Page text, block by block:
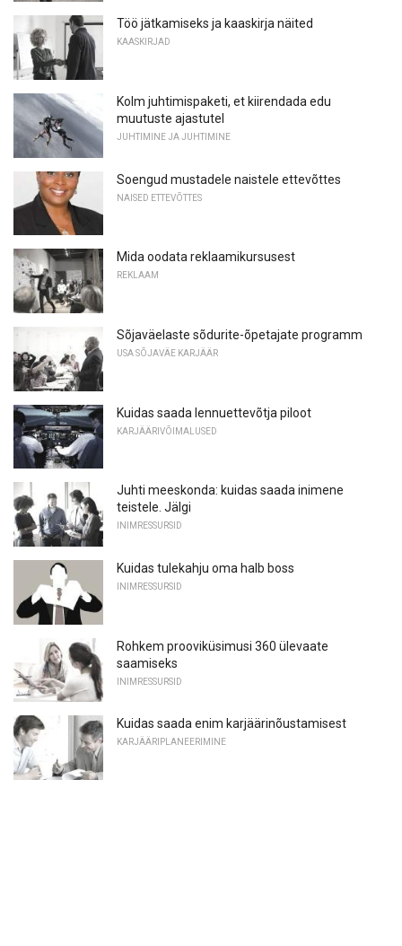
Töö jätkamiseks ja kaaskirja näited
KAASKIRJAD
Kolm juhtimispaketi, et kiirendada edu
muutuste ajastutel
JUHTIMINE JA JUHTIMINE
Soengud mustadele naistele ettevõttes
NAISED ETTEVÕTTES
Mida oodata reklaamikursusest
REKLAAM
Sõjaväelaste sõdurite-õpetajate programm
USA SÕJAVÄE KARJÄÄR
Kuidas saada lennuettevõtja piloot
KARJÄÄRIVÕIMALUSED
Juhti meeskonda: kuidas saada inimene
teistele. Jälgi
INIMRESSURSID
Kuidas tulekahju oma halb boss
INIMRESSURSID
Rohkem prooviküsimusi 360 ülevaate
saamiseks
INIMRESSURSID
Kuidas saada enim karjäärinõustamisest
KARJÄÄRIPLANEERIMINE